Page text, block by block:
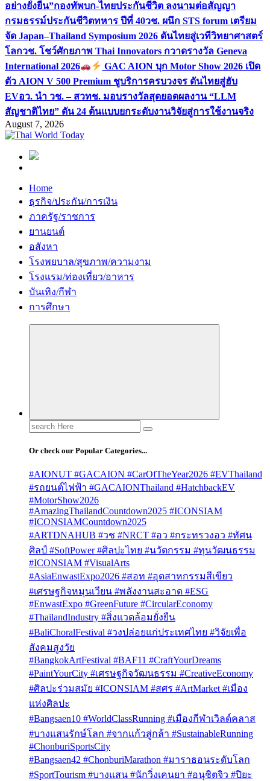
อย่างยั่งยืน”กองทัพบก-ไทยประกันชีวิต ลงนามต่อสัญญา
กรมธรรม์ประกันชีวิตทหาร ปีที่ 40วช. ผนึก STS forum เตรียม
จัด Japan–Thailand Symposium 2026 ดันไทยสู่เวทีวิทยาศาสตร์
โลกวช. โชว์ศักยภาพ Thai Innovators กวาดรางวัล Geneva
International 2026
GAC AION บุก Motor Show 2026 เปิด
ตัว AION V 500 Premium ชูบริการครบวงจร ดันไทยสู่ฮับ
EVอว. นำ วช. – สวทช. มอบรางวัลสุดยอดผลงาน “LLM
สัญชาติไทย” ดัน 24 ต้นแบบยกระดับงานวิจัยสู่การใช้งานจริง
August 7, 2026
Home
ธุรกิจ/ประกัน/การเงิน
ภาครัฐ/ราชการ
ยานยนต์
อสังหา
โรงพยบาล/สุขภาพ/ความงาม
โรงแรม/ท่องเที่ยว/อาหาร
บันเทิง/กีฬา
การศึกษา
Search
for:
Or check our Popular Categories...
#AIONUT #GACAION #CarOfTheYear2026 #EVThailand
#รถยนต์ไฟฟ้า #GACAIONThailand #HatchbackEV
#MotorShow2026
#AmazingThailandCountdown2025 #ICONSIAM
#ICONSIAMCountdown2025
#ARTDNAHUB #วช #NRCT #อว #กระทรวงอว #ทัศน
ศิลป์ #SoftPower #ศิลปะไทย #นวัตกรรม #ทุนวัฒนธรรม
#ICONSIAM #VisualArts
#AsiaEnwastExpo2026 #สอท #อุตสาหกรรมสีเขียว
#เศรษฐกิจหมุนเวียน #พลังงานสะอาด #ESG
#EnwastExpo #GreenFuture #CircularEconomy
#ThailandIndustry #สิ่งแวดล้อมยั่งยืน
#BaliChoralFestival #วงปล่อยแก่ประเทศไทย #วิจัยเพื่อ
สังคมสูงวัย
#BangkokArtFestival #BAF11 #CraftYourDreams
#PaintYourCity #เศรษฐกิจวัฒนธรรม #CreativeEconomy
#ศิลปะร่วมสมัย #ICONSIAM #สศร #ArtMarket #เมือง
แห่งศิลปะ
#Bangsaen10 #WorldClassRunning #เมืองกีฬาเวิลด์คลาส
#บางแสนรักษ์โลก #จากแก้วสู่กล้า #SustainableRunning
#ChonburiSportsCity
#Bangsaen42 #ChonburiMarathon #มาราธอนระดับโลก
#SportTourism #บางแสน #นักวิ่งเคนยา #อนุชิตจิว #ปิยะ